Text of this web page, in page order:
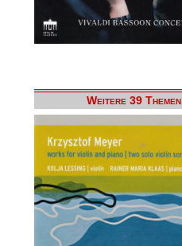
Weitere 39 Themen